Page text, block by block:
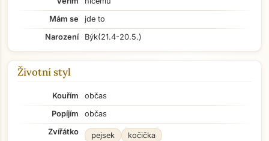
Mám se
jde to
Narození
Býk(21.4-20.5.)
Životní styl
Kouřím
občas
Popíjím
občas
Zvířátko
pejsek kočička